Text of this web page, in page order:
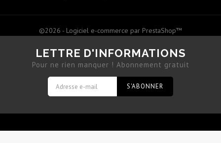
©2026 - Logiciel e-commerce par PrestaShop™
LETTRE D'INFORMATIONS
Pour ne rien manquer ! Abonnement gratuit
S'ABONNER